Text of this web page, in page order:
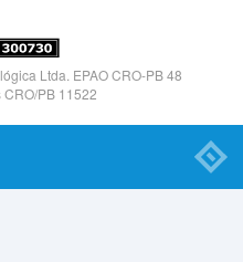
Ltda. EPAO CRO-PB 48
CRO/PB 11522